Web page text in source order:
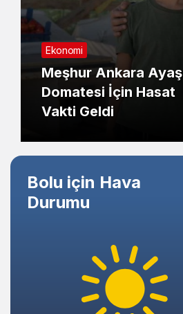
Sistem Modu
Sistem modunu seçin.
Ekonomi
Meşhur Ankara Ayaş
Domatesi İçin Hasat
Vakti Geldi
Bolu için Hava
Durumu